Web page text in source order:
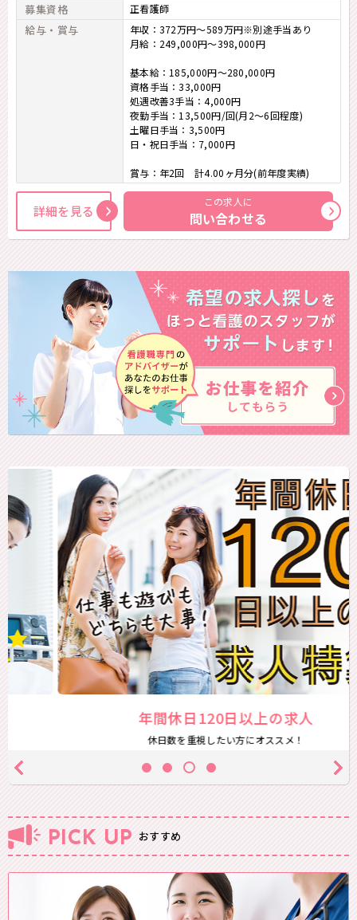
募集資格 正看護師
給与・賞与
年収：372万円～589万円※別途手当あり
月給：249,000円～398,000円
基本給：185,000円～280,000円
資格手当：33,000円
処遇改善3手当：4,000円
夜勤手当：13,500円/回(月2～6回程度)
土曜日手当：3,500円
日・祝日手当：7,000円
賞与：年2回 計4.00ヶ月分(前年度実績)
詳細を見る
この求人に
問い合わせる
年間休日120日以上の求人
休日数を重視したい方にオススメ！
PICK UP おすすめ